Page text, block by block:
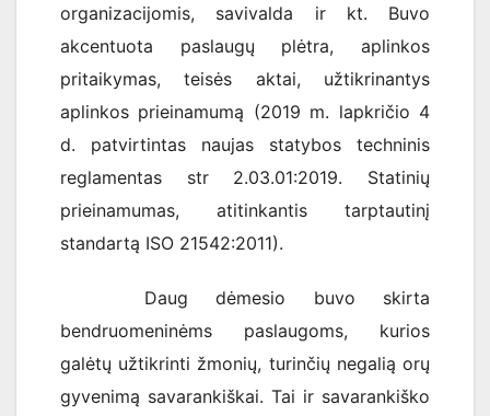
organizacijomis, savivalda ir kt. Buvo
akcentuota paslaugų plėtra, aplinkos
pritaikymas, teisės aktai, užtikrinantys
aplinkos prieinamumą (2019 m. lapkričio 4
d. patvirtintas naujas statybos techninis
reglamentas str 2.03.01:2019. Statinių
prieinamumas, atitinkantis tarptautinį
standartą ISO 21542:2011).
Daug dėmesio buvo skirta
bendruomeninėms paslaugoms, kurios
galėtų užtikrinti žmonių, turinčių negalią orų
gyvenimą savarankiškai. Tai ir savarankiško